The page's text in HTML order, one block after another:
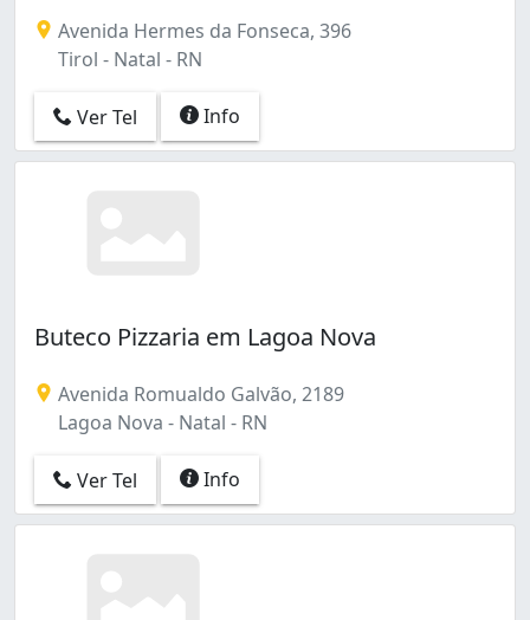
Nossa Senhora de Nazaré (1)
Petrópolis (2)
Planalto (3)
Ponta Negra (13)
Avenida Hermes da Fonseca, 396
Tirol - Natal - RN
Ver Tel Info
Buteco Pizzaria em Lagoa Nova
Avenida Romualdo Galvão, 2189
Lagoa Nova - Natal - RN
Ver Tel Info